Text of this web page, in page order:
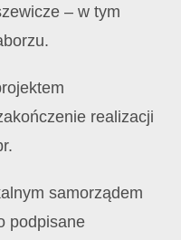
– w tym
realizacji
samorządem
podpisane